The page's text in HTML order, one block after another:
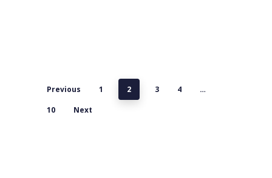
Previous 1 2 3 4
…
10
Next